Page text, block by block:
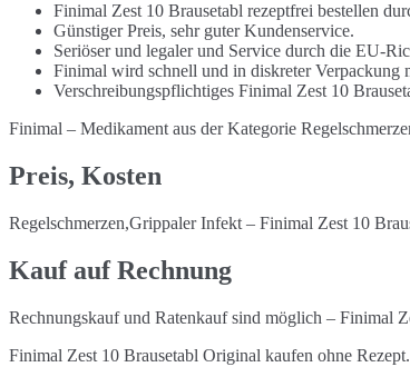
Finimal Zest 10 Brausetabl rezeptfrei bestellen
Günstiger Preis, sehr guter Kundenservice.
Seriöser und legaler und Service durch die EU-
Finimal wird schnell und in diskreter Verpackung
Verschreibungspflichtiges Finimal Zest 10
Finimal – Medikament aus der Kategorie
Preis, Kosten
Regelschmerzen,Grippaler Infekt – Finimal Zest 10
Kauf auf Rechnung
Rechnungskauf und Ratenkauf sind möglich – Finimal
Finimal Zest 10 Brausetabl Original kaufen ohne Rezept.